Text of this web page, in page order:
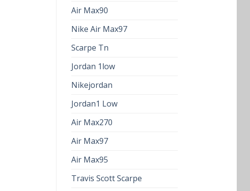
Air Max90
Nike Air Max97
Scarpe Tn
Jordan 1low
Nikejordan
Jordan1 Low
Air Max270
Air Max97
Air Max95
Travis Scott Scarpe